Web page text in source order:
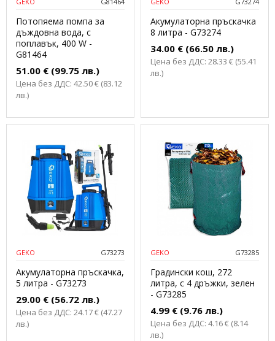
Потопяема помпа за
дъждовна вода, с
поплавък, 400 W -
G81464
51.00 € (99.75 лв.)
Цена без ДДС: 42.50 € (83.12
лв.)
Акумулаторна пръскачка
8 литра - G73274
34.00 € (66.50 лв.)
Цена без ДДС: 28.33 € (55.41
лв.)
GEKO G73273
Акумулаторна пръскачка,
5 литра - G73273
29.00 € (56.72 лв.)
Цена без ДДС: 24.17 € (47.27
лв.)
GEKO G73285
Градински кош, 272
литра, с 4 дръжки, зелен
- G73285
4.99 € (9.76 лв.)
Цена без ДДС: 4.16 € (8.14
лв.)